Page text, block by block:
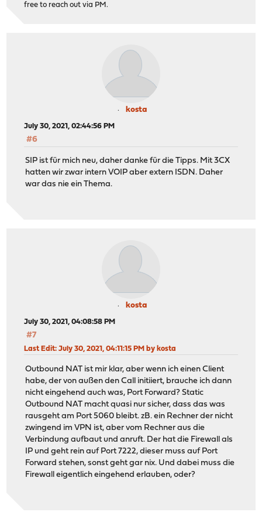
free to reach out via PM.
kosta
July 30, 2021, 02:44:56 PM
#6
SIP ist für mich neu, daher danke für die Tipps. Mit 3CX
hatten wir zwar intern VOIP aber extern ISDN. Daher
war das nie ein Thema.
kosta
July 30, 2021, 04:08:58 PM
#7
Last Edit: July 30, 2021, 04:11:15 PM by kosta
Outbound NAT ist mir klar, aber wenn ich einen Client
habe, der von außen den Call initiiert, brauche ich dann
nicht eingehend auch was, Port Forward? Static
Outbound NAT macht quasi nur sicher, dass das was
rausgeht am Port 5060 bleibt. zB. ein Rechner der nicht
zwingend im VPN ist, aber vom Rechner aus die
Verbindung aufbaut und anruft. Der hat die Firewall als
IP und geht rein auf Port 7222, dieser muss auf Port
Forward stehen, sonst geht gar nix. Und dabei muss die
Firewall eigentlich eingehend erlauben, oder?